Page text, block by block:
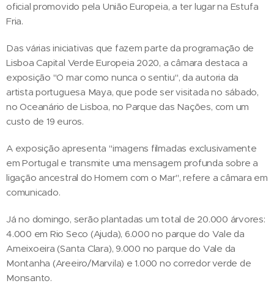
oficial promovido pela União Europeia, a ter lugar na Estufa
Fria.
Das várias iniciativas que fazem parte da programação de
Lisboa Capital Verde Europeia 2020, a câmara destaca a
exposição "O mar como nunca o sentiu", da autoria da
artista portuguesa Maya, que pode ser visitada no sábado,
no Oceanário de Lisboa, no Parque das Nações, com um
custo de 19 euros.
A exposição apresenta "imagens filmadas exclusivamente
em Portugal e transmite uma mensagem profunda sobre a
ligação ancestral do Homem com o Mar", refere a câmara em
comunicado.
Já no domingo, serão plantadas um total de 20.000 árvores:
4.000 em Rio Seco (Ajuda), 6.000 no parque do Vale da
Ameixoeira (Santa Clara), 9.000 no parque do Vale da
Montanha (Areeiro/Marvila) e 1.000 no corredor verde de
Monsanto.